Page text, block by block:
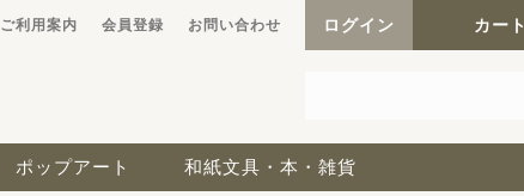
ご利用案内 会員登録 お問い合わせ ログイン カート
ポップアート 和紙文具・本・雑貨